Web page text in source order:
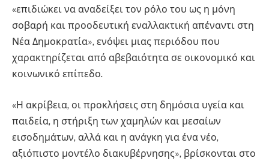
«επιδιώκει να αναδείξει τον ρόλο του ως η μόνη
σοβαρή και προοδευτική εναλλακτική απέναντι στη
Νέα Δημοκρατία», ενόψει μιας περιόδου που
χαρακτηρίζεται από αβεβαιότητα σε οικονομικό και
κοινωνικό επίπεδο.
«Η ακρίβεια, οι προκλήσεις στη δημόσια υγεία και
παιδεία, η στήριξη των χαμηλών και μεσαίων
εισοδημάτων, αλλά και η ανάγκη για ένα νέο,
αξιόπιστο μοντέλο διακυβέρνησης», βρίσκονται στο